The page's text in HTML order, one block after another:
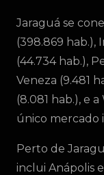
Jaraguá se
(398.869 hab.),
(44.734 hab.),
Veneza (9.481
(8.081 hab.), e
único mercado
Perto de
inclui Anápolis